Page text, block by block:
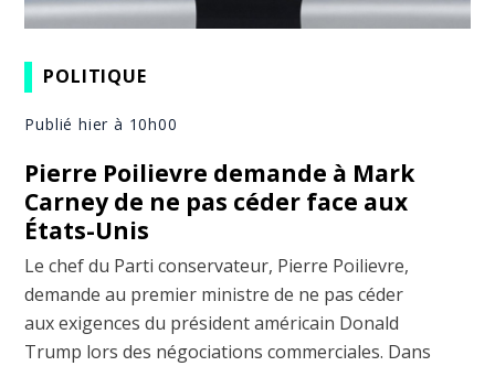
POLITIQUE
Publié hier à 10h00
Pierre Poilievre demande à Mark
Carney de ne pas céder face aux
États-Unis
Le chef du Parti conservateur, Pierre Poilievre,
demande au premier ministre de ne pas céder
aux exigences du président américain Donald
Trump lors des négociations commerciales. Dans